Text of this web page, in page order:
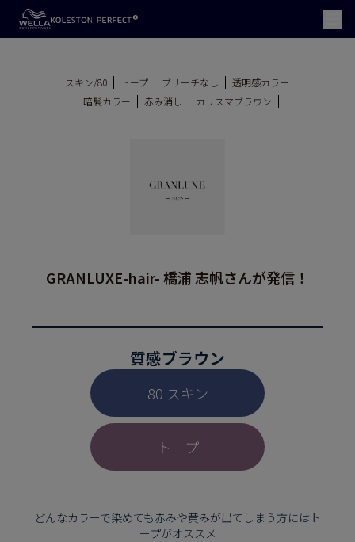
スキン/80 トープ ブリーチなし
透明感カラー
暗髪カラー
赤み消し カリスマブラウン
GRANLUXE-hair- 橋浦 志帆さんが発信！
質感ブラウン
80 スキン
トープ
どんなカラーで染めても赤みや黄みが出てしまう方にはト
ープがオススメ